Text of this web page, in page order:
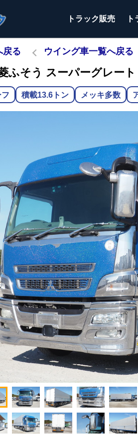
トラック販売
戻る ウイング車一覧へ戻る
ふそう スーパーグレー
積載13.6トン メッキ多数